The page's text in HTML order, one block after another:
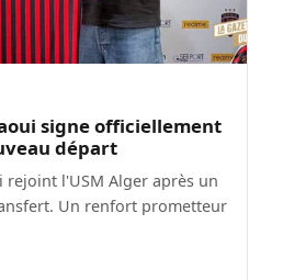
signe officiellement
départ
rejoint l'USM Alger après un
Un renfort prometteur